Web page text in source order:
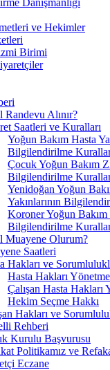
ve Hekimler
Birimi
Randevu Alınır?
Saatleri ve Kuralları
Yoğun Bakım Hasta
Bilgilendirilme
Çocuk Yoğun Bakım
Bilgilendirilme
Yenidoğan Yoğun
Yakınlarının
Koroner Yoğun Bakım
Bilgilendirilme
Muayene Olurum?
Saatleri
Hakları ve
Hasta Hakları
Çalışan Hasta Hakları
Hekim Seçme Hakkı
Hakları ve
Rehberi
Kurulu Başvurusu
Politikamız ve
Eczane